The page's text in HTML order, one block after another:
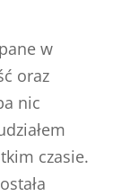
w
oraz
nic
czasie.